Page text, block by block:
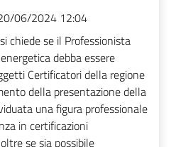
06/2024 12:04
chiede se il Professionista
debba essere
Certificatori della regione
della presentazione della
una figura professionale
in certificazioni
se sia possibile